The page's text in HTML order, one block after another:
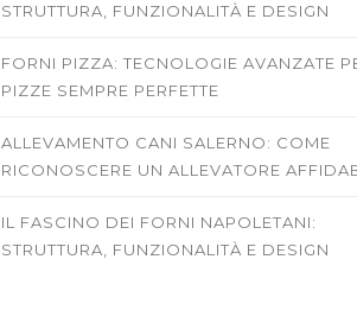
STRUTTURA, FUNZIONALITÀ E DESIGN
FORNI PIZZA: TECNOLOGIE AVANZATE
PIZZE SEMPRE PERFETTE
ALLEVAMENTO CANI SALERNO: COME
RICONOSCERE UN ALLEVATORE
IL FASCINO DEI FORNI NAPOLETANI:
STRUTTURA, FUNZIONALITÀ E DESIGN